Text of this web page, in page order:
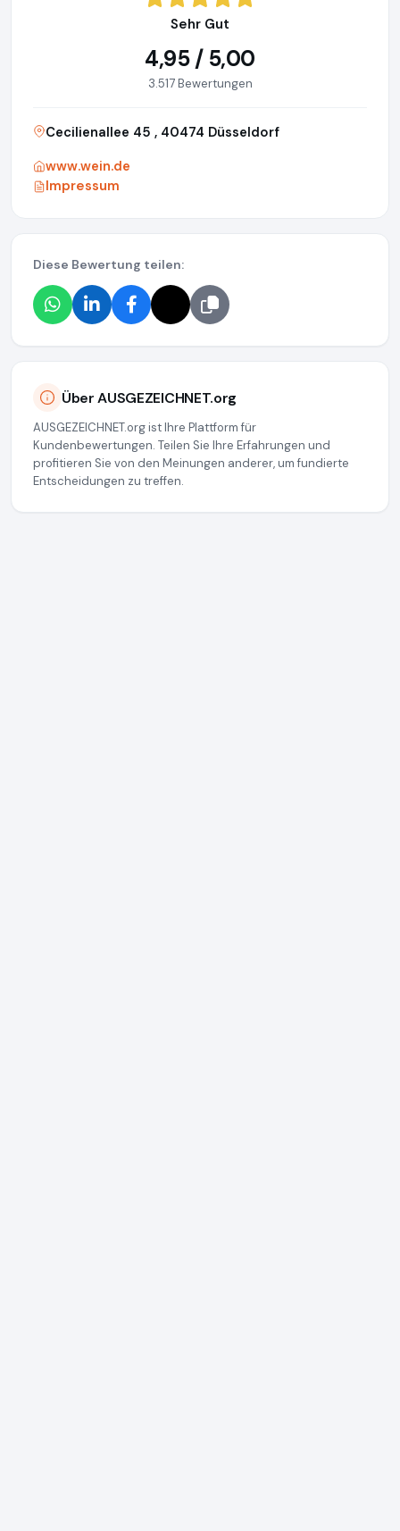
Sehr Gut
4,95 / 5,00
3.517 Bewertungen
Cecilienallee 45 , 40474 Düsseldorf
www.wein.de
Impressum
Diese Bewertung teilen:
Über AUSGEZEICHNET.org
AUSGEZEICHNET.org ist Ihre Plattform für
Kundenbewertungen. Teilen Sie Ihre Erfahrungen und
profitieren Sie von den Meinungen anderer, um fundierte
Entscheidungen zu treffen.